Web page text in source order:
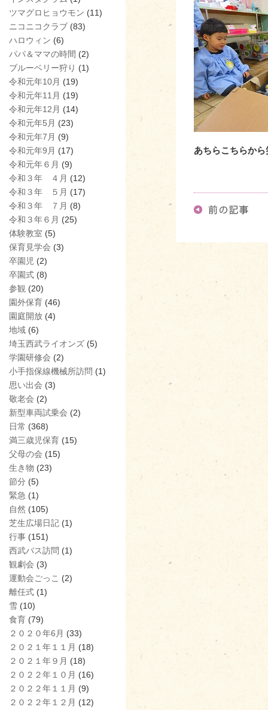
ツマグロヒョウモン (11)
ニコニコクラブ (83)
ハロウィン (6)
パパ＆ママの時間 (2)
ブルーベリー狩り (1)
令和元年10月 (19)
令和元年11月 (19)
令和元年12月 (14)
令和元年5月 (23)
令和元年7月 (9)
令和元年9月 (17)
令和元年６月 (9)
令和３年 ４月 (12)
令和３年 ５月 (17)
令和３年 ７月 (8)
令和３年６月 (25)
体験教室 (5)
保育見学会 (3)
卒園児 (2)
卒園式 (8)
参観 (20)
園外保育 (46)
園庭開放 (4)
地域 (6)
埼玉西武ライオンズ (5)
学園研修会 (2)
小手指保線機械所訪問 (1)
思い出会 (3)
敬老会 (2)
新型車両試乗会 (2)
日常 (368)
満三歳児保育 (15)
父母の会 (15)
生き物 (23)
節分 (5)
緊急 (1)
自然 (105)
芝生広場日記 (1)
行事 (151)
西武バス訪問 (1)
観劇会 (3)
運動会ごっこ (2)
離任式 (1)
雪 (10)
食育 (79)
２０２０年6月 (33)
２０２１年１１月 (18)
２０２１年９月 (18)
２０２２年１０月 (16)
２０２２年１１月 (9)
２０２２年１２月 (12)
あちらこちらか